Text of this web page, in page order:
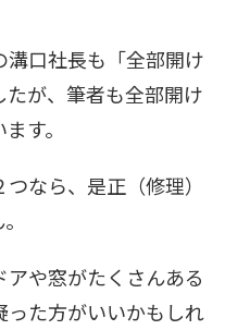
口社長も「全部開け
が、筆者も全部開け
す。
なら、是正（修理）
や窓がたくさんある
た方がいいかもしれ